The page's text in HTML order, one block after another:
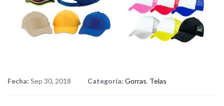
Fecha: Sep 30, 2018 Categoría: Gorras, Telas